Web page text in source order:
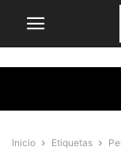
Inicio Etiquetas